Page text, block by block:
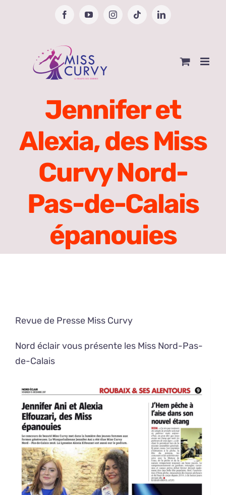
FacebookYouTubeInstagramTiktok LinkedIn
Jennifer et
Alexia, des Miss
Curvy Nord-
Pas-de-Calais
épanouies
Revue de Presse Miss Curvy
Nord éclair vous présente les Miss Nord-Pas-
de-Calais